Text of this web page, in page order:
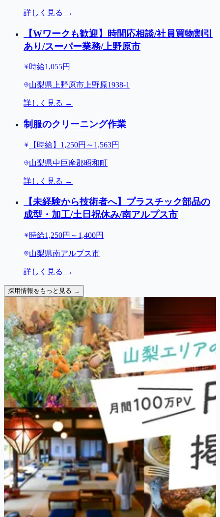
詳しく見る →
【Wワークも歓迎】時間応相談/社員買物割引
あり/スーパー業務/上野原市
時給1,055円
山梨県上野原市上野原1938-1
詳しく見る →
制服のクリーニング作業
【時給】1,250円～1,563円
山梨県中巨摩郡昭和町
詳しく見る →
【未経験から技術者へ】プラスチック部品の
成型・加工/土日祝休み/南アルプス市
時給1,250円～1,400円
山梨県南アルプス市
詳しく見る →
採用情報をもっと見る →